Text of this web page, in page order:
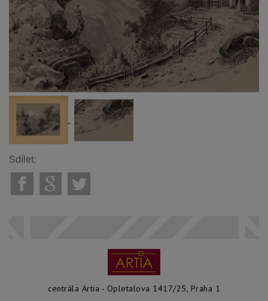
Sdílet:
centrála Artia - Opletalova 1417/25, Praha 1